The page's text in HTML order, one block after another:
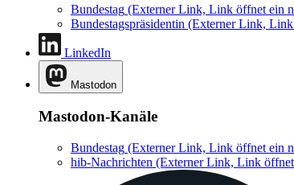
Bundestag (Externer Link, Link öffnet ein
Bundestagspräsidentin (Externer Link, Link
LinkedIn
Mastodon
Mastodon-Kanäle
Bundestag (Externer Link, Link öffnet ein
hib-Nachrichten (Externer Link, Link öffnet